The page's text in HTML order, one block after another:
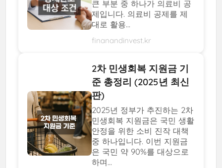
큰 부분 중 하나가 의료비 공
제입니다. 의료비 공제를 제
대로 활용...
finanandinvest.kr
2차 민생회복 지원금 기
준 총정리 (2025년 최신
판)
2025년 정부가 추진하는 2차
민생회복 지원금은 국민 생활
안정을 위한 소비 진작 대책
중 하나입니다. 이번 지원금
은 국민 약 90%를 대상으로
하며...